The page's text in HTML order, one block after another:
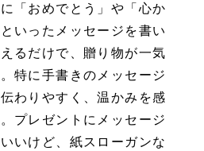
「おめでとう」や「心か
いったメッセージを書い
るだけで、贈り物が一気
特に手書きのメッセージ
わりやすく、温かみを感
プレゼントにメッセージ
いけど、紙スローガンな